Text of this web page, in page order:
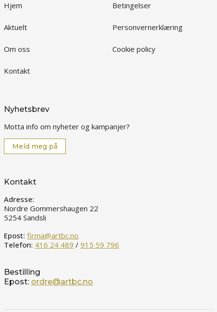
Hjem
Aktuelt
Om oss
Kontakt
Betingelser
Personvernerklæring
Cookie policy
Nyhetsbrev
Motta info om nyheter og kampanjer?
Meld meg på
Kontakt
Adresse:
Nordre Gommershaugen 22
5254 Sandsli
Epost: firma@artbc.no
Telefon: 416 24 489 / 915 59 796
Bestilling
Epost: ordre@artbc.no